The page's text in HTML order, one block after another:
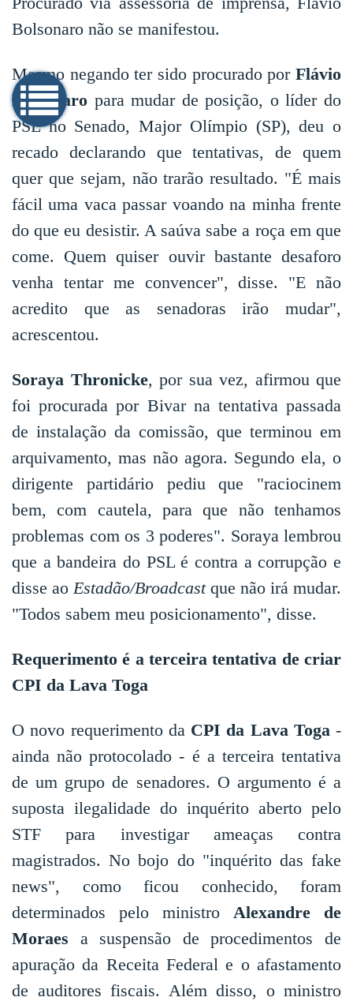
Bolsonaro não se manifestou.
Mesmo negando ter sido procurado por Flávio
Bolsonaro para mudar de posição, o líder do
PSL no Senado, Major Olímpio (SP), deu o
recado declarando que tentativas, de quem
quer que sejam, não trarão resultado. "É mais
fácil uma vaca passar voando na minha frente
do que eu desistir. A saúva sabe a roça em que
come. Quem quiser ouvir bastante desaforo
venha tentar me convencer", disse. "E não
acredito que as senadoras irão mudar",
acrescentou.
Soraya Thronicke, por sua vez, afirmou que
foi procurada por Bivar na tentativa passada
de instalação da comissão, que terminou em
arquivamento, mas não agora. Segundo ela, o
dirigente partidário pediu que "raciocinem
bem, com cautela, para que não tenhamos
problemas com os 3 poderes". Soraya lembrou
que a bandeira do PSL é contra a corrupção e
disse ao Estadão/Broadcastque não irá mudar.
"Todos sabem meu posicionamento", disse.
Requerimento é a terceira tentativa de criar
CPI da Lava Toga
O novo requerimento da CPI da Lava Toga -
ainda não protocolado - é a terceira tentativa
de um grupo de senadores. O argumento é a
suposta ilegalidade do inquérito aberto pelo
STF para investigar ameaças contra
magistrados. No bojo do "inquérito das fake
news", como ficou conhecido, foram
determinados pelo ministro Alexandre de
Moraes a suspensão de procedimentos de
apuração da Receita Federal e o afastamento
de auditores fiscais. Além disso, o ministro